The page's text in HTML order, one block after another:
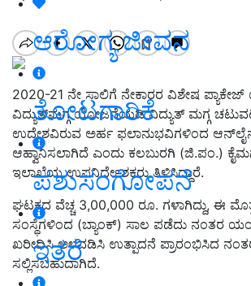
ಆರೋಗ್ಯ ಜೀವನ
ತೋಟಗಾರಿಕೆ
ಪಶುಸಂಗೋಪನೆ
ಇತರೆ
2020-21 ನೇ ಸಾಲಿಗೆ ನೇಕಾರರ ವಿಶೇಷ
ವಿದ್ಯುತ್‍ಮಗ್ಗ ಯೋಜನೆಯಡಿ ವಿದ್ಯುತ್ ಮಗ್ಗ
ಉದ್ದೇಶವಿರುವ ಅರ್ಹ ಫಲಾನುಭವಿಗಳಿಂದ
ಆಹ್ವಾನಿಸಲಾಗಿದೆ ಎಂದು ಕಲಬುರಗಿ (ಜಿ.ಪಂ.)
ಇಲಾಖೆಯ ಉಪನಿರ್ದೇಶಕರು ತಿಳಿಸಿದ್ದಾರೆ.
ಘಟಕದ ವೆಚ್ಚ 3,00,000 ರೂ. ಗಳಾಗಿದ್ದು, ಈ
ಸಂಸ್ಥೆಗಳಿಂದ (ಬ್ಯಾಂಕ್) ಸಾಲ ಪಡೆದು ನಂತರ
ಖರೀದಿಸಿ ಅಳವಡಿಸಿ ಉತ್ಪಾದನೆ ಪ್ರಾರಂಭಿಸಿದ
ಸಲ್ಲಿಸಬಹುದಾಗಿದೆ.